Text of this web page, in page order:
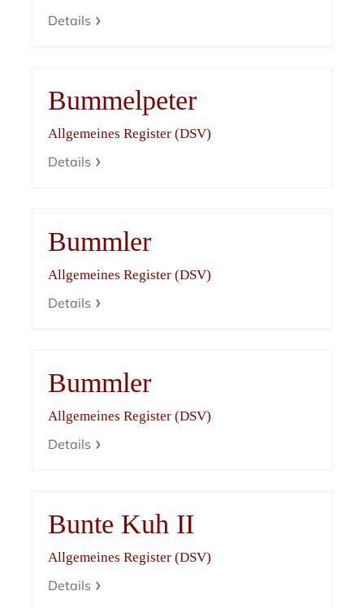
Details
Bummelpeter
Allgemeines Register (DSV)
Details
Bummler
Allgemeines Register (DSV)
Details
Bummler
Allgemeines Register (DSV)
Details
Bunte Kuh II
Allgemeines Register (DSV)
Details